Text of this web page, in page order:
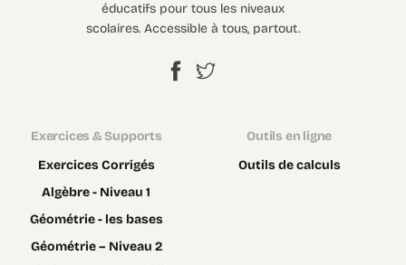
éducatifs pour tous les niveaux
scolaires. Accessible à tous, partout.
Exercices & Supports
Exercices Corrigés
Algèbre - Niveau 1
Géométrie - les bases
Géométrie – Niveau 2
Outils en ligne
Outils de calculs